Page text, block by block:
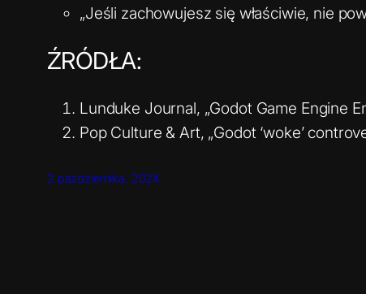
„Jeśli zachowujesz się właściwie, nie
ŹRÓDŁA:
Lunduke Journal, „Godot Game Engine
Pop Culture & Art, „Godot ‘woke’
2 października, 2024